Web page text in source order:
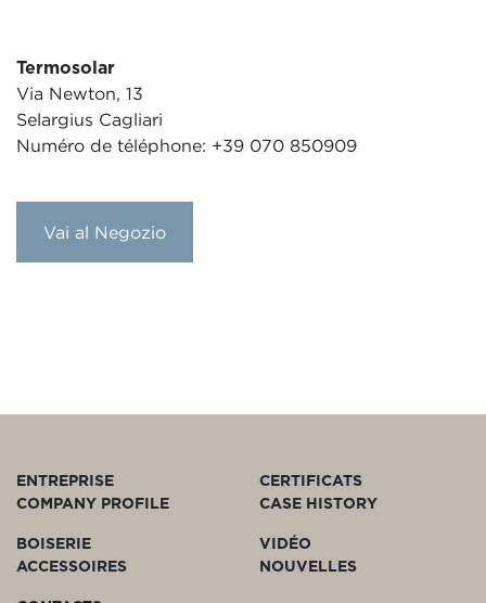
Termosolar
Via Newton, 13
Selargius Cagliari
Numéro de téléphone: +39 070 850909
Vai al Negozio
ENTREPRISE
COMPANY PROFILE
CERTIFICATS
CASE HISTORY
BOISERIE
ACCESSOIRES
VIDÉO
NOUVELLES